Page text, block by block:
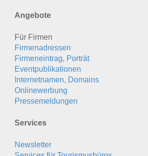
Angebote
Für Firmen
Firmenadressen
Firmeneintrag, Porträt
Eventpublikationen
Internetnamen, Domains
Onlinewerbung
Pressemeldungen
Services
Newsletter